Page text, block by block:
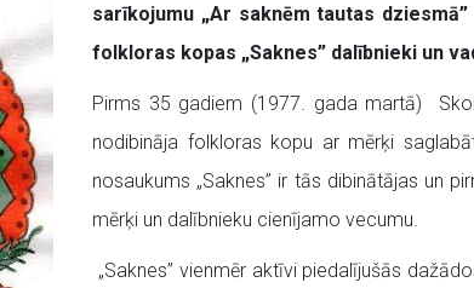
sarīkojumu „Ar saknēm tautas
folkloras kopas „Saknes” dalībnieki un
Pirms 35 gadiem (1977. gada martā)
nodibināja folkloras kopu ar mērķi
nosaukums „Saknes” ir tās dibinātājas un
mērķi un dalībnieku cienījamo vecumu.
„Saknes” vienmēr aktīvi piedalījušās